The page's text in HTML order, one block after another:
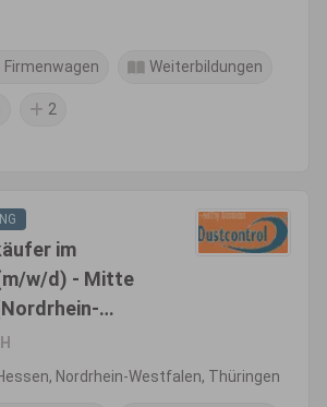
Firmenwagen Weiterbildungen
2
im
w/d) - Mitte
Hessen,
Nordrhein-Westfalen, Thüringen